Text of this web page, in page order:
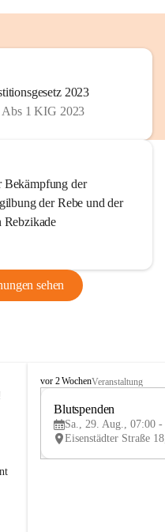
2023
Abs 1 KIG 2023
Bekämpfung der
der Rebe und der
Rebzikade
sehen
B
e
vor 2 WochenVeranstaltung
Blutspenden
Sa., 29. Aug., 07:00 -